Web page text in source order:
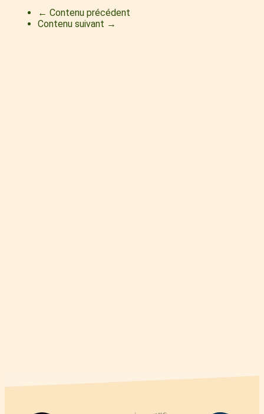
← Contenu précédent
Contenu suivant →